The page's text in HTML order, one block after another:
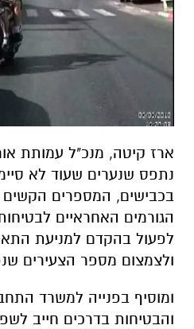
ארז קיטה, מנכ"ל עמותת
נתפס שנערים שעוד לא
בכבישים, המספרים
הגורמים האחראיים
לפעול בהקדם למניעת
ולצמצום מספר הצעירים
ומוסיף בפנייה למשרד
והבטיחות בדרכים חייב